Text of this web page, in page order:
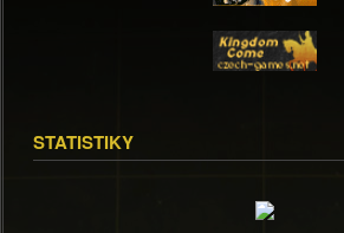
STATISTIKY